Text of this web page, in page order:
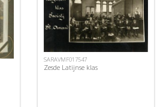
SARAVMF017547
Zesde Latijnse klas